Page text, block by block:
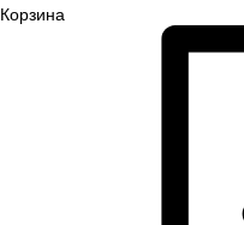
Корзина